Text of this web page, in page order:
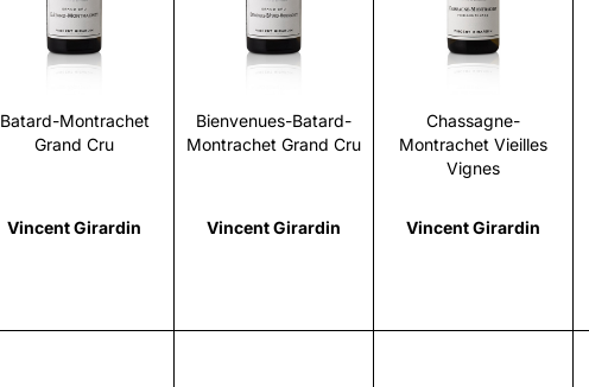
Batard-Montrachet
Grand Cru
Vincent Girardin
Scopri
Bienvenues-Batard-
Montrachet Grand Cru
Vincent Girardin
Scopri
Chassagne-
Montrachet Vieilles
Vignes
Vincent Girardin
Scopri